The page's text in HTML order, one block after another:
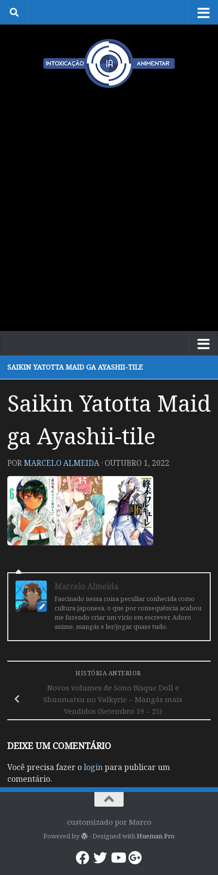
Skip to content
SAIKIN YATOTTA MAID GA AYASHII-TILE
Saikin Yatotta Maid
ga Ayashii-tile
PORMARCELO ALMEIDA · OUTUBRO 1, 2022
Marcelo Almeida
Fascinado nessa coisa peculiar conhecida como
cultura japonesa, o que por consequência acabou
me fazendo criar um vicio em escrever. Adoro
anime, mangás e ler/jogar quase tudo.
HISTÓRIA ANTERIOR
Novos volumes de Sono Bisque Doll e
Shuumatsu no Valkyrie – Mangás mais
Vendidos (Setembro 19 – 25)
DEIXE UM COMENTÁRIO
Você precisa fazer ologinpara publicar um
comentário.
customizado por Marco
Powered by - Designed with Hueman Pro